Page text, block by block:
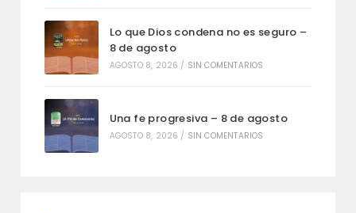
Lo que Dios condena no es seguro –
8 de agosto
AGOSTO 8, 2026 / SIN COMENTARIOS
Una fe progresiva – 8 de agosto
AGOSTO 8, 2026 / SIN COMENTARIOS